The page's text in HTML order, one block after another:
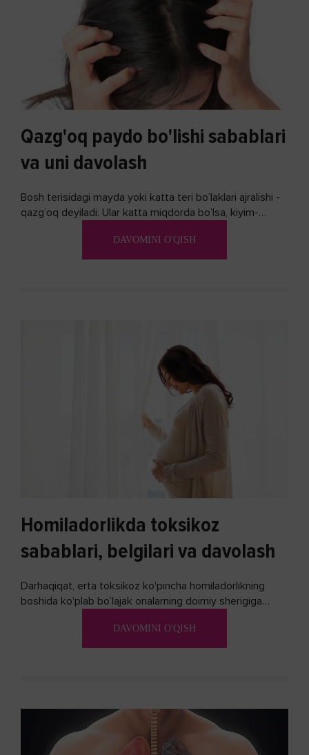
Qazg'oq paydo bo'lishi sabablari
va uni davolash
Bosh terisidagi mayda yoki katta teri bo’laklari ajralishi -
qazg’oq deyiladi. Ular katta miqdorda bo’lsa, kiyim-
DAVOMINI O'QISH
Homiladorlikda toksikoz
sabablari, belgilari va davolash
Darhaqiqat, erta toksikoz ko'pincha homiladorlikning
boshida ko'plab bo’lajak onalarning doimiy sherigiga
biron bir usuli bormi?DAVOMINI O'QISH